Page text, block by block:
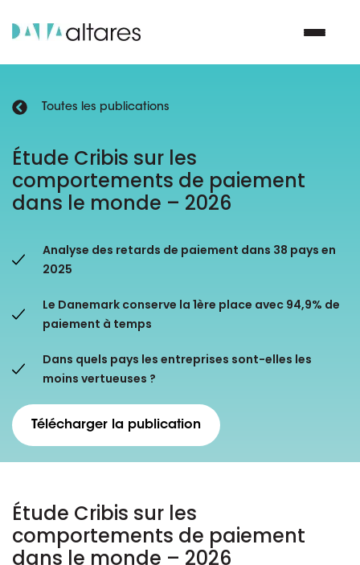
Nous contacter
Vos enjeux
Nos data
Notre groupe
Toutes les publications
Étude Cribis sur les
comportements de paiement
dans le monde – 2026
Analyse des retards de paiement dans 38 pays en
2025
Le Danemark conserve la 1ère place avec 94,9% de
paiement à temps
Dans quels pays les entreprises sont-elles les
moins vertueuses ?
Télécharger la publication
Étude Cribis sur les
comportements de paiement
dans le monde – 2026